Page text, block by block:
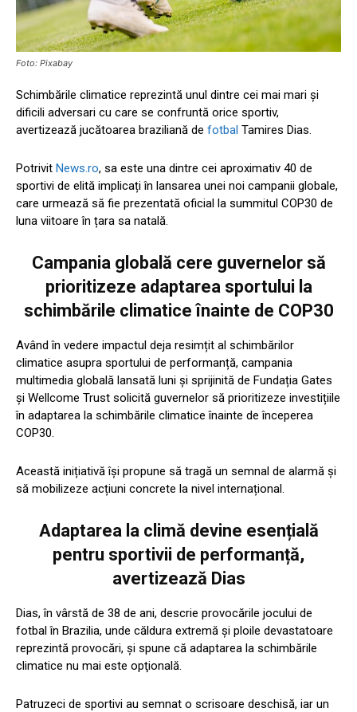
Foto: Pixabay
Schimbările climatice reprezintă unul dintre cei mai mari și
dificili adversari cu care se confruntă orice sportiv,
avertizează jucătoarea braziliană de fotbal Tamires Dias.
Potrivit News.ro, sa este una dintre cei aproximativ 40 de
sportivi de elită implicați în lansarea unei noi campanii globale,
care urmează să fie prezentată oficial la summitul COP30 de
luna viitoare în țara sa natală.
Campania globală cere guvernelor să
prioritizeze adaptarea sportului la
schimbările climatice înainte de COP30
Având în vedere impactul deja resimțit al schimbărilor
climatice asupra sportului de performanță, campania
multimedia globală lansată luni și sprijinită de Fundația Gates
și Wellcome Trust solicită guvernelor să prioritizeze investițiile
în adaptarea la schimbările climatice înainte de începerea
COP30.
Această inițiativă își propune să tragă un semnal de alarmă și
să mobilizeze acțiuni concrete la nivel internațional.
Adaptarea la climă devine esențială
pentru sportivii de performanță,
avertizează Dias
Dias, în vârstă de 38 de ani, descrie provocările jocului de
fotbal în Brazilia, unde căldura extremă şi ploile devastatoare
reprezintă provocări, şi spune că adaptarea la schimbările
climatice nu mai este opţională.
Patruzeci de sportivi au semnat o scrisoare deschisă, iar un